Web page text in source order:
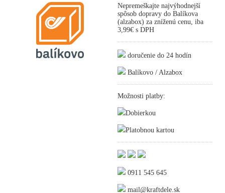
Nepremeškajte najvýhodnejší
spôsob dopravy do Balíkova
(alzabox) za zníženú cenu, iba
3,99€ s DPH
doručenie do 24 hodín
Balíkovo / Alzabox
Možnosti platby:
Dobierkou
Platobnou kartou
0911 545 645
mail@kraftdele.sk